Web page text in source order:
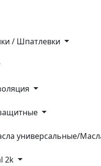
/ Шпатлевки
универсальные/
2k